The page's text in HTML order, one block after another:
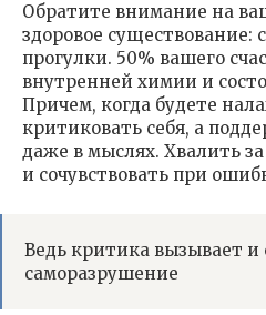
Обратите внимание на
здоровое существование:
прогулки. 50% вашего
внутренней химии и
Причем, когда будете
критиковать себя, а
даже в мыслях. Хвалить
и сочувствовать при
Ведь критика вызывает и
саморазрушение